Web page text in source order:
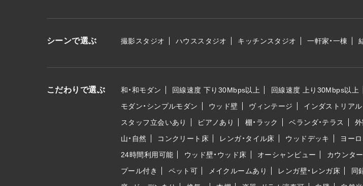
シーンで選ぶ 撮影スタジオ ハウススタジオ キッチンスタジオ 一軒家・一棟
こだわりで選ぶ 和・和モダン 回線速度 下り30Mbps以上 回線速度 上り30Mbps以上
モダン・シンプルモダン
ウッド壁 ヴィンテージ インダストリアル
スタッフ立会いあり
ピアノあり 棚・ラック ベランダ・テラス
山・自然
コンクリート床 レンガ・タイル床 ウッドデッキ ヨー
24時間利用可能
ウッド壁・ウッド床 オーシャンビュー カウンタ
プール付き
ペット可 メイクルームあり レンガ壁・レンガ床 同